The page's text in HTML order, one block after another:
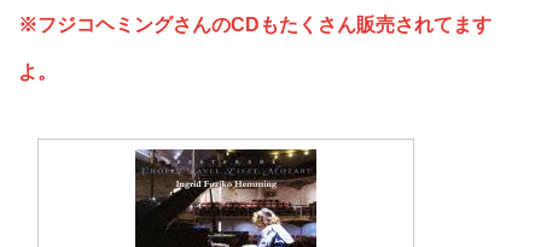
※フジコヘミングさんのCDもたくさん販売されてます
よ。